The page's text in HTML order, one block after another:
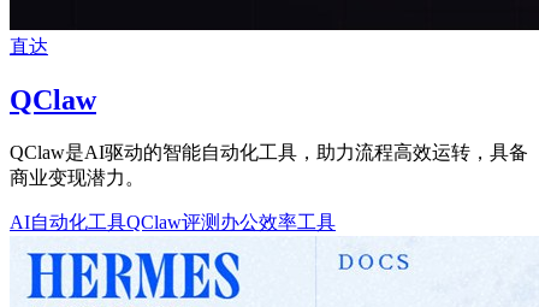
直达
QClaw
QClaw是AI驱动的智能自动化工具，助力流程高效运转，具备
商业变现潜力。
AI自动化工具QClaw评测 办公效率工具